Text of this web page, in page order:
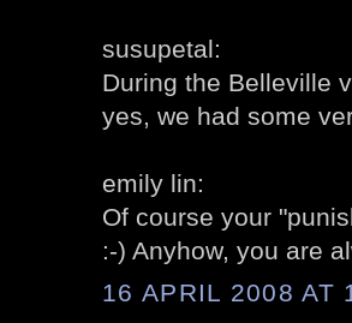
susupetal:
During the Belleville
yes, we had some
emily lin:
Of course your
:-) Anyhow, you are
16 APRIL 2008 AT